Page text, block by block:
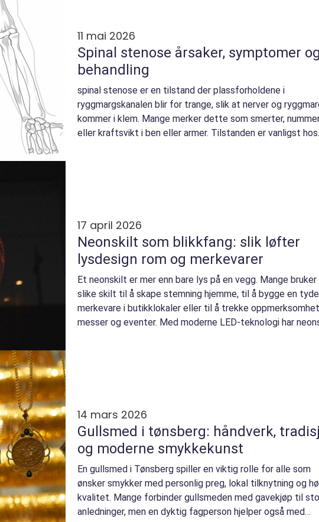
11 mai 2026
Spinal stenose årsaker, symptomer og
behandling
spinal stenose er en tilstand der plassforholdene i
ryggmargskanalen blir for trange, slik at nerver og
kommer i klem. Mange merker dette som smerter,
eller kraftsvikt i ben eller armer. Tilstanden er vanligst hos
17 april 2026
Neonskilt som blikkfang: slik løfter
lysdesign rom og merkevarer
Et neonskilt er mer enn bare lys på en vegg. Mange bruker
slike skilt til å skape stemning hjemme, til å bygge en
merkevare i butikklokaler eller til å trekke
messer og eventer. Med moderne LED-teknologi har
14 mars 2026
Gullsmed i tønsberg: håndverk,
og moderne smykkekunst
En gullsmed i Tønsberg spiller en viktig rolle for alle som
ønsker smykker med personlig preg, lokal tilknytning og
kvalitet. Mange forbinder gullsmeden med gavekjøp til
anledninger, men en dyktig fagperson hjelper også med